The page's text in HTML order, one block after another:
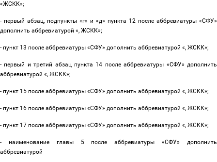
«ЖСКК»;
- первый абзац, подпункты «г» и «д» пункта 12 после аббревиатуры «СФУ»
дополнить аббревиатурой «, ЖСКК»;
- пункт 13 после аббревиатуры «СФУ» дополнить аббревиатурой «, ЖСКК»;
- первый и третий абзац пункта 14 после аббревиатуры «СФУ» дополнить
аббревиатурой «, ЖСКК»;
- пункт 15 после аббревиатуры «СФУ» дополнить аббревиатурой «, ЖСКК»;
- пункт 16 после аббревиатуры «СФУ» дополнить аббревиатурой «, ЖСКК»;
- пункт 17 после аббревиатуры «СФУ» дополнить аббревиатурой «, ЖСКК»;
- наименование главы 5 после аббревиатуры «СФУ» дополнить
аббревиатурой